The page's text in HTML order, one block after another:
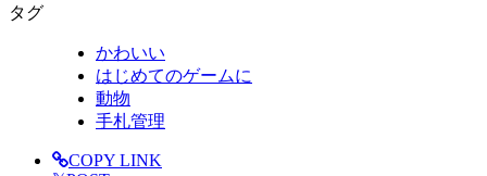
タグ
かわいい
はじめてのゲームに
動物
手札管理
COPY LINK